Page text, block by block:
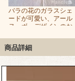
バラの花のガラスシェ
ードが可愛い、アール
ヌーボーデザインのお
商品詳細